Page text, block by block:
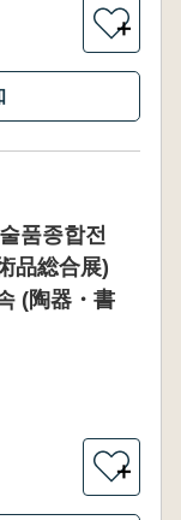
＋
품종합전
品総合展)
(陶器・書
＋